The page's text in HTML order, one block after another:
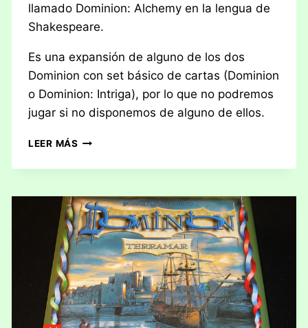
llamado Dominion: Alchemy en la lengua de
Shakespeare.
Es una expansión de alguno de los dos
Dominion con set básico de cartas (Dominion
o Dominion: Intriga), por lo que no podremos
jugar si no disponemos de alguno de ellos.
LEER MÁS RESEÑA:
ALQUIMIA